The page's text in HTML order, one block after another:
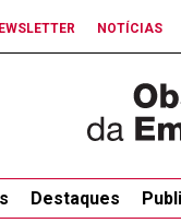
NOTÍCIAS
Destaques